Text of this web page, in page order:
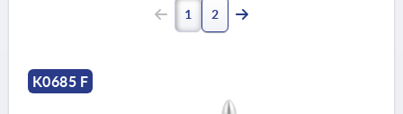
1 2
K0685 F